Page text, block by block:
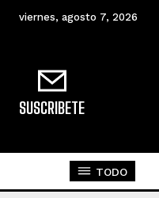
viernes, agosto 7, 2026
SUSCRIBETE
TODO